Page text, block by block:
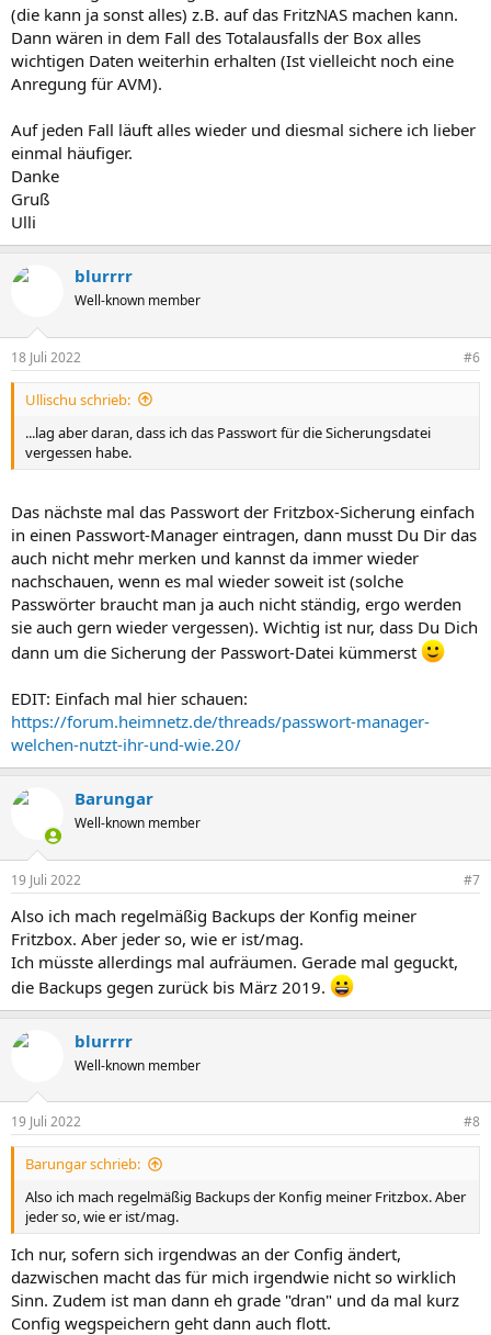
(die kann ja sonst alles) z.B. auf das FritzNAS machen kann.
Dann wären in dem Fall des Totalausfalls der Box alles
wichtigen Daten weiterhin erhalten (Ist vielleicht noch eine
Anregung für AVM).
Auf jeden Fall läuft alles wieder und diesmal sichere ich lieber
einmal häufiger.
Danke
Gruß
Ulli
blurrrr
Well-known member
18 Juli 2022 #6
Ullischu schrieb:
...lag aber daran, dass ich das Passwort für die Sicherungsdatei
vergessen habe.
Das nächste mal das Passwort der Fritzbox-Sicherung einfach
in einen Passwort-Manager eintragen, dann musst Du Dir das
auch nicht mehr merken und kannst da immer wieder
nachschauen, wenn es mal wieder soweit ist (solche
Passwörter braucht man ja auch nicht ständig, ergo werden
sie auch gern wieder vergessen). Wichtig ist nur, dass Du Dich
dann um die Sicherung der Passwort-Datei kümmerst
EDIT: Einfach mal hier schauen:
https://forum.heimnetz.de/threads/passwort-manager-
welchen-nutzt-ihr-und-wie.20/
Barungar
Well-known member
19 Juli 2022 #7
Also ich mach regelmäßig Backups der Konfig meiner
Fritzbox. Aber jeder so, wie er ist/mag.
Ich müsste allerdings mal aufräumen. Gerade mal geguckt,
die Backups gegen zurück bis März 2019.
blurrrr
Well-known member
19 Juli 2022 #8
Barungar schrieb:
Also ich mach regelmäßig Backups der Konfig meiner Fritzbox. Aber
jeder so, wie er ist/mag.
Ich nur, sofern sich irgendwas an der Config ändert,
dazwischen macht das für mich irgendwie nicht so wirklich
Sinn. Zudem ist man dann eh grade "dran" und da mal kurz
Config wegspeichern geht dann auch flott.